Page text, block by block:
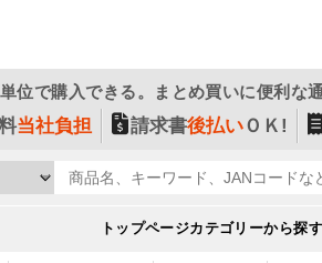
位で購入できる。まとめ買いに便利な
当社負担 請求書後払いＯＫ!
トップページカテゴリーから探す